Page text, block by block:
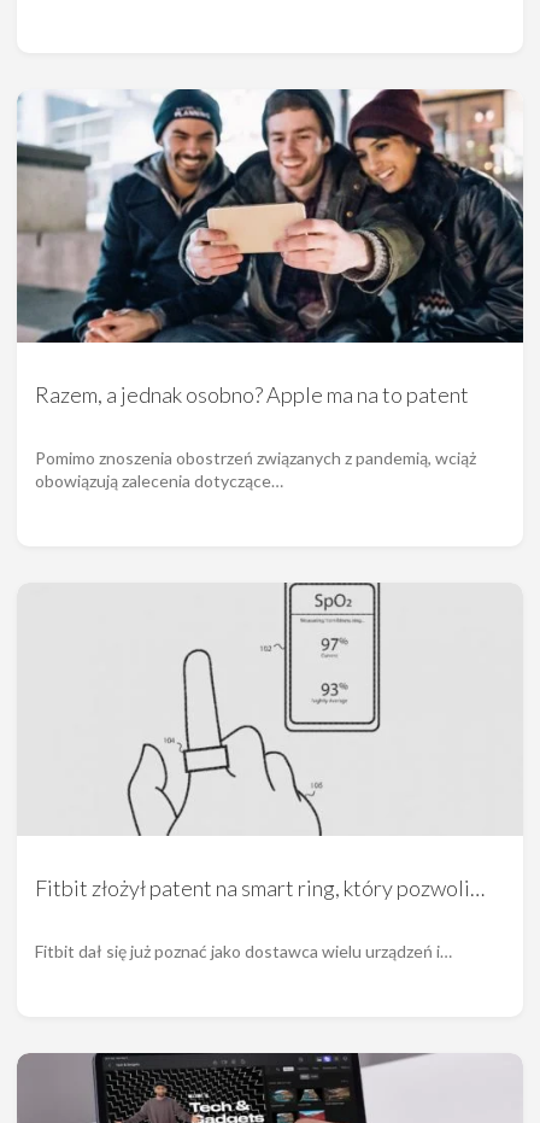
Razem, a jednak osobno? Apple ma na to patent
Pomimo znoszenia obostrzeń związanych z pandemią, wciąż
obowiązują zalecenia dotyczące…
Fitbit złożył patent na smart ring, który pozwoli…
Fitbit dał się już poznać jako dostawca wielu urządzeń i…